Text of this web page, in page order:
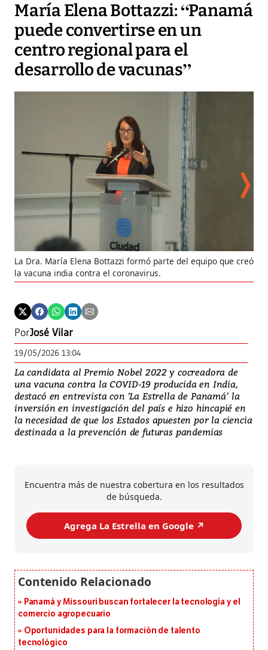
María Elena Bottazzi: “Panamá
puede convertirse en un
centro regional para el
desarrollo de vacunas”
La Dra. María Elena Bottazzi formó parte del equipo que creó
la vacuna india contra el coronavirus.
PorJosé Vilar
19/05/2026 13:04
La candidata al Premio Nobel 2022 y cocreadora de
una vacuna contra la COVID-19 producida en India,
destacó en entrevista con ‘La Estrella de Panamá’ la
inversión en investigación del país e hizo hincapié en
la necesidad de que los Estados apuesten por la ciencia
destinada a la prevención de futuras pandemias
Encuentra más de nuestra cobertura en los resultados
de búsqueda.
Agrega La Estrella en Google ↗️
Panamá y Missouri buscan fortalecer la tecnología y el
comercio agropecuario
Oportunidades para la formación de talento
tecnológico